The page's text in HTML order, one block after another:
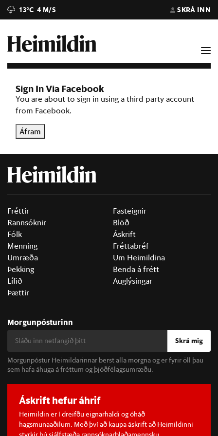
13°C 4 M/S SKRÁ INN
Sign In Via Facebook
You are about to sign in using a third party account
from Facebook.
Áfram
Fréttir
Rannsóknir
Fólk
Menning
Umræða
Þekking
Lífið
Þættir
Fasteignir
Blöð
Áskrift
Fréttabréf
Um Heimildina
Benda á frétt
Auglýsingar
Morgunpósturinn
Skrá mig
Morgunpóstur Heimildarinnar berst alla morgna og er fyrir öll þau
sem hafa áhuga á fréttum og þjóðfélagsumræðu.
Áskrift hefur áhrif
Heimildin er í dreifðu eignarhaldi og óháð
hagsmunaaðilum. Með því að kaupa áskrift að Heimildinni